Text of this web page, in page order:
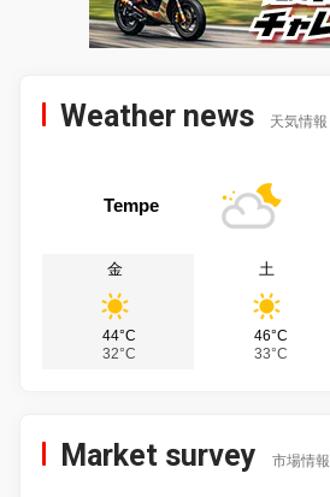
Weather news 天気情報
Tempe
金
44°C
32°C
土
46°C
33°C
Market survey 市場情報